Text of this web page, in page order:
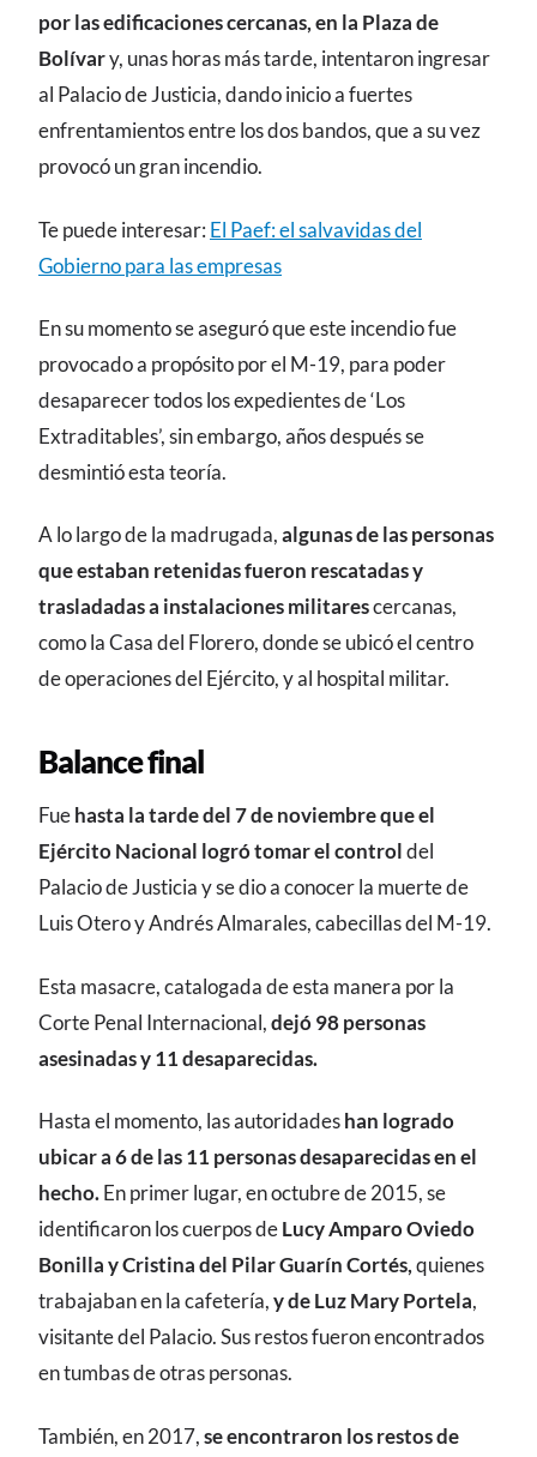
por las edificaciones cercanas, en la Plaza de
Bolívary, unas horas más tarde, intentaron ingresar
al Palacio de Justicia, dando inicio a fuertes
enfrentamientos entre los dos bandos, que a su vez
provocó un gran incendio.
Te puede interesar: El Paef: el salvavidas del
Gobierno para las empresas
En su momento se aseguró que este incendio fue
provocado a propósito por el M-19, para poder
desaparecer todos los expedientes de ‘Los
Extraditables’, sin embargo, años después se
desmintió esta teoría.
A lo largo de la madrugada,algunas de las personas
que estaban retenidas fueron rescatadas y
trasladadas a instalaciones militarescercanas,
como la Casa del Florero, donde se ubicó el centro
de operaciones del Ejército, y al hospital militar.
Balance final
Fuehasta la tarde del 7 de noviembre que el
Ejército Nacional logró tomar el controldel
Palacio de Justicia y se dio a conocer la muerte de
Luis Otero y Andrés Almarales, cabecillas del M-19.
Esta masacre, catalogada de esta manera por la
Corte Penal Internacional,dejó 98 personas
asesinadas y 11 desaparecidas.
Hasta el momento, las autoridadeshan logrado
ubicar a 6 de las 11 personas desaparecidas en el
hecho.En primer lugar, en octubre de 2015, se
identificaron los cuerpos deLucy Amparo Oviedo
Bonilla y Cristina del Pilar Guarín Cortés,quienes
trabajaban en la cafetería,y de Luz Mary Portela,
visitante del Palacio. Sus restos fueron encontrados
en tumbas de otras personas.
También, en 2017,se encontraron los restos de